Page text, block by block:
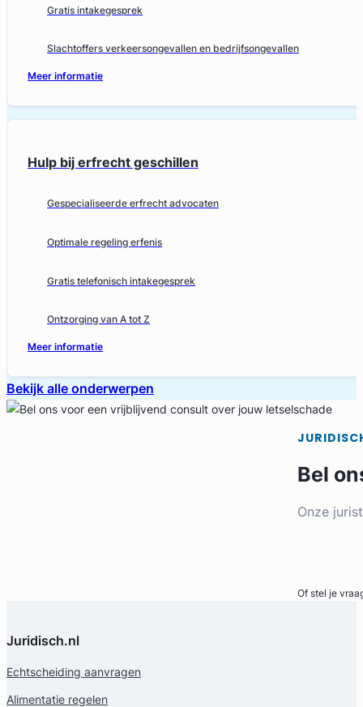
Gratis intakegesprek
Slachtoffers verkeersongevallen en bedrijfsongevallen
Meer informatie
Hulp bij erfrecht geschillen
Gespecialiseerde erfrecht advocaten
Optimale regeling erfenis
Gratis telefonisch intakegesprek
Ontzorging van A tot Z
Meer informatie
Bekijk alle onderwerpen
Bel
Onze
Of stel je
Juridisch.nl
Echtscheiding aanvragen
Alimentatie regelen